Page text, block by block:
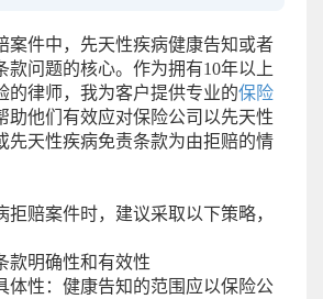
案件中，先天性疾病健康告知或者
款问题的核心。作为拥有10年以上
的律师，我为客户提供专业的保险
助他们有效应对保险公司以先天性
先天性疾病免责条款为由拒赔的情
拒赔案件时，建议采取以下策略，
款明确性和有效性
体性：健康告知的范围应以保险公